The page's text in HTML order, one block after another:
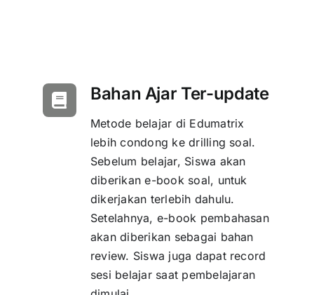
Bahan Ajar Ter-update
Metode belajar di Edumatrix
lebih condong ke drilling soal.
Sebelum belajar, Siswa akan
diberikan e-book soal, untuk
dikerjakan terlebih dahulu.
Setelahnya, e-book pembahasan
akan diberikan sebagai bahan
review. Siswa juga dapat record
sesi belajar saat pembelajaran